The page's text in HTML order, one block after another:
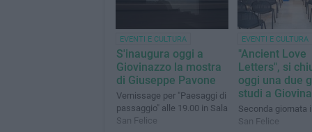
EVENTI E CULTURA
S'inaugura oggi a
Giovinazzo la mostra
di Giuseppe Pavone
Vernissage per "Paesaggi di
passaggio" alle 19.00 in Sala
San Felice
EVENTI E CULTURA
"Ancient Love
Letters", si
oggi una due
studi a
Seconda giornata
San Felice